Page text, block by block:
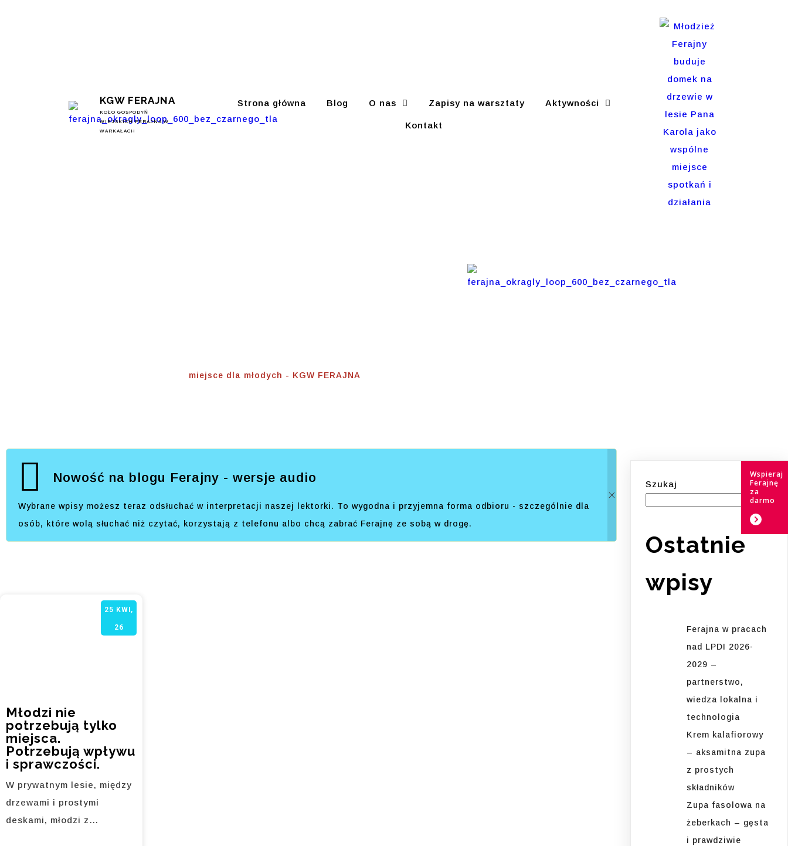
KGW FERAJNA
KOŁO GOSPODYŃ
WIEJSKICH FERAJNA W
WARKAŁACH
Strona główna Blog O nas Zapisy na warsztaty Aktywności
Kontakt
miejsce dla młodych - KGW FERAJNA
Nowość na blogu Ferajny - wersje audio
Wybrane wpisy możesz teraz odsłuchać w interpretacji naszej lektorki. To wygodna i przyjemna forma odbioru - szczególnie dla
osób, które wolą słuchać niż czytać, korzystają z telefonu albo chcą zabrać Ferajnę ze sobą w drogę.
Młodzi nie
potrzebują tylko
miejsca.
Potrzebują wpływu
i sprawczości.
25 KWI,
26
W prywatnym lesie, między
drzewami i prostymi
deskami, młodzi z…
Szukaj
Ostatnie
wpisy
Ferajna w pracach
nad LPDI 2026-
2029 –
partnerstwo,
wiedza lokalna i
technologia
Krem kalafiorowy
– aksamitna zupa
z prostych
składników
Zupa fasolowa na
żeberkach – gęsta
i prawdziwie
Wspieraj
Ferajnę
za
darmo